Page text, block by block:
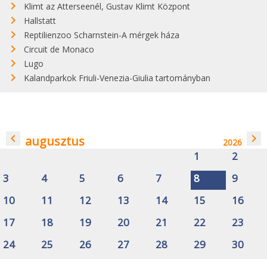
Klimt az Atterseenél, Gustav Klimt Központ
Hallstatt
Reptilienzoo Scharnstein-A mérgek háza
Circuit de Monaco
Lugo
Kalandparkok Friuli-Venezia-Giulia tartományban
navigate_before augusztus 2026 navigate_next
1
2
3
4 5 6 7 8
9
10
11 12 13 14 15
16
17
18 19 20 21 22
23
24
25 26 27 28 29
30